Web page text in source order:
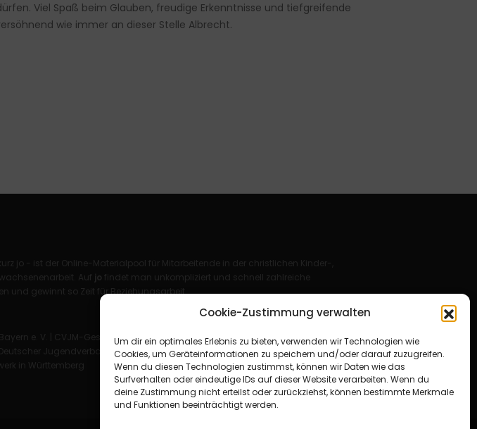
Cookie-Zustimmung verwalten
Um dir ein optimales Erlebnis zu bieten, verwenden wir Technologien wie
Cookies, um Geräteinformationen zu speichern und/oder darauf zuzugreifen.
Wenn du diesen Technologien zustimmst, können wir Daten wie das
Surfverhalten oder eindeutige IDs auf dieser Website verarbeiten. Wenn du
deine Zustimmung nicht erteilst oder zurückziehst, können bestimmte Merkmale
und Funktionen beeinträchtigt werden.
Viel Spaß beim Glauben, freudige Erkenntnisse und tiefgreifende
wie immer an dieser Stelle Albrecht.
jo - ist der Online-Materialpool für Mitarbeitende in der christlichen Kinder-,
Auf jo findet man unkompliziert und schnell zahlreiche
und gewinnt so Zeit für Beziehungsarbeit.
e. V.
CVJM-Gesamtverband in Deutschland e. V.
Jugendverband „Entschieden für Christus“ e. V.
in Württemberg